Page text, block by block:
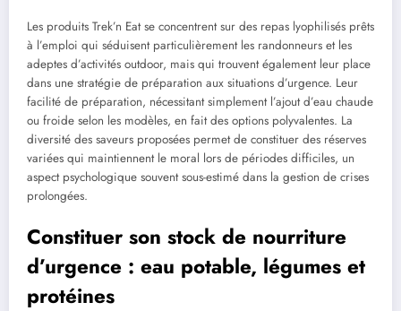
Les produits Trek’n Eat se concentrent sur des repas lyophilisés prêts
à l’emploi qui séduisent particulièrement les randonneurs et les
adeptes d’activités outdoor, mais qui trouvent également leur place
dans une stratégie de préparation aux situations d’urgence. Leur
facilité de préparation, nécessitant simplement l’ajout d’eau chaude
ou froide selon les modèles, en fait des options polyvalentes. La
diversité des saveurs proposées permet de constituer des réserves
variées qui maintiennent le moral lors de périodes difficiles, un
aspect psychologique souvent sous-estimé dans la gestion de crises
prolongées.
Constituer son stock de nourriture
d’urgence : eau potable, légumes et
protéines